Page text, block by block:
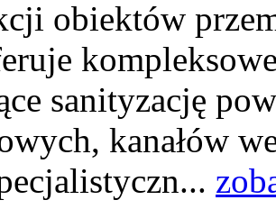
obiektów
sanityzację
kanałów